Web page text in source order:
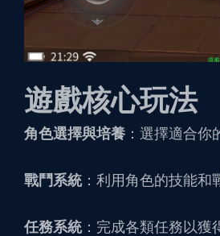
遊戲核心玩法
角色選擇與培養 ：選擇適合你
戰鬥系統：利用角色的技能和
任務系統：完成各類任務以獲